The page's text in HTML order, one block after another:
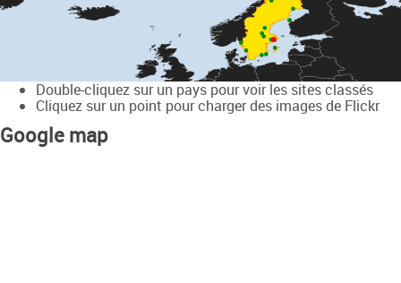
Double-cliquez sur un pays pour voir les sites classés
Cliquez sur un point pour charger des images de Flickr
Google map